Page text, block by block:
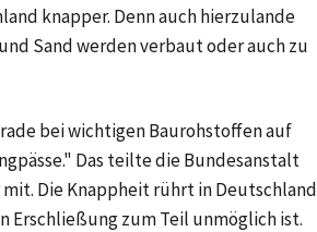
knapper. Denn auch hierzulande
Sand werden verbaut oder auch zu
bei wichtigen Baurohstoffen auf
Das teilte die Bundesanstalt
Die Knappheit rührt in Deutschland
Erschließung zum Teil unmöglich ist.